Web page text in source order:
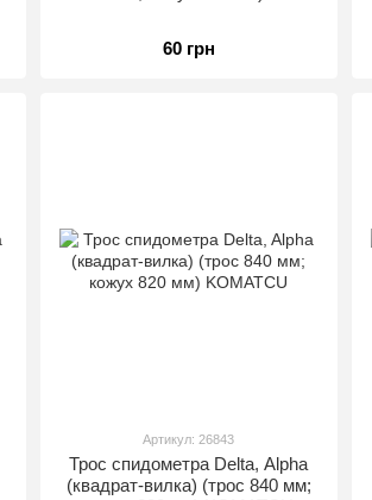
60 грн
Артикул: 26843
Трос спидометра Delta, Alpha
(квадрат-вилка) (трос 840 мм;